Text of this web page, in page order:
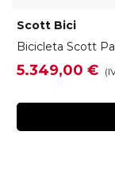
Scott Bici
Bicicleta Scott
5.349,00 €